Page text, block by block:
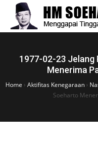
1977-02-23 Jelang
Menerima
Home › Aktifitas Kenegaraan ›
Soeharto